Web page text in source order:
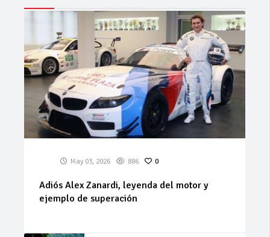
May 03, 2026 886 0
Adiós Alex Zanardi, leyenda del motor y
ejemplo de superación